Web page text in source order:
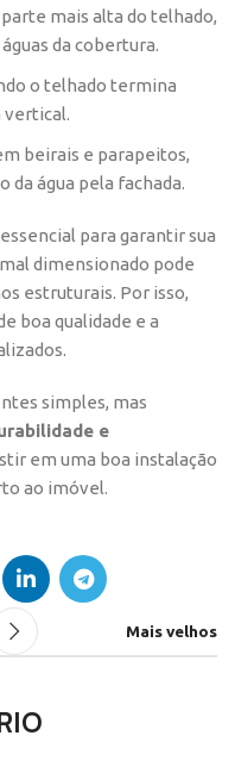
mais alta do telhado,
da cobertura.
o telhado termina
vertical.
beirais e parapeitos,
água pela fachada.
para garantir sua
dimensionado pode
estruturais. Por isso,
boa qualidade e a
simples, mas
e
em uma boa instalação
ao imóvel.
Mais velhos